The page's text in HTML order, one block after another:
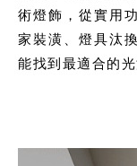
術燈飾，從實用
家裝潢、燈具汰
能找到最適合的光